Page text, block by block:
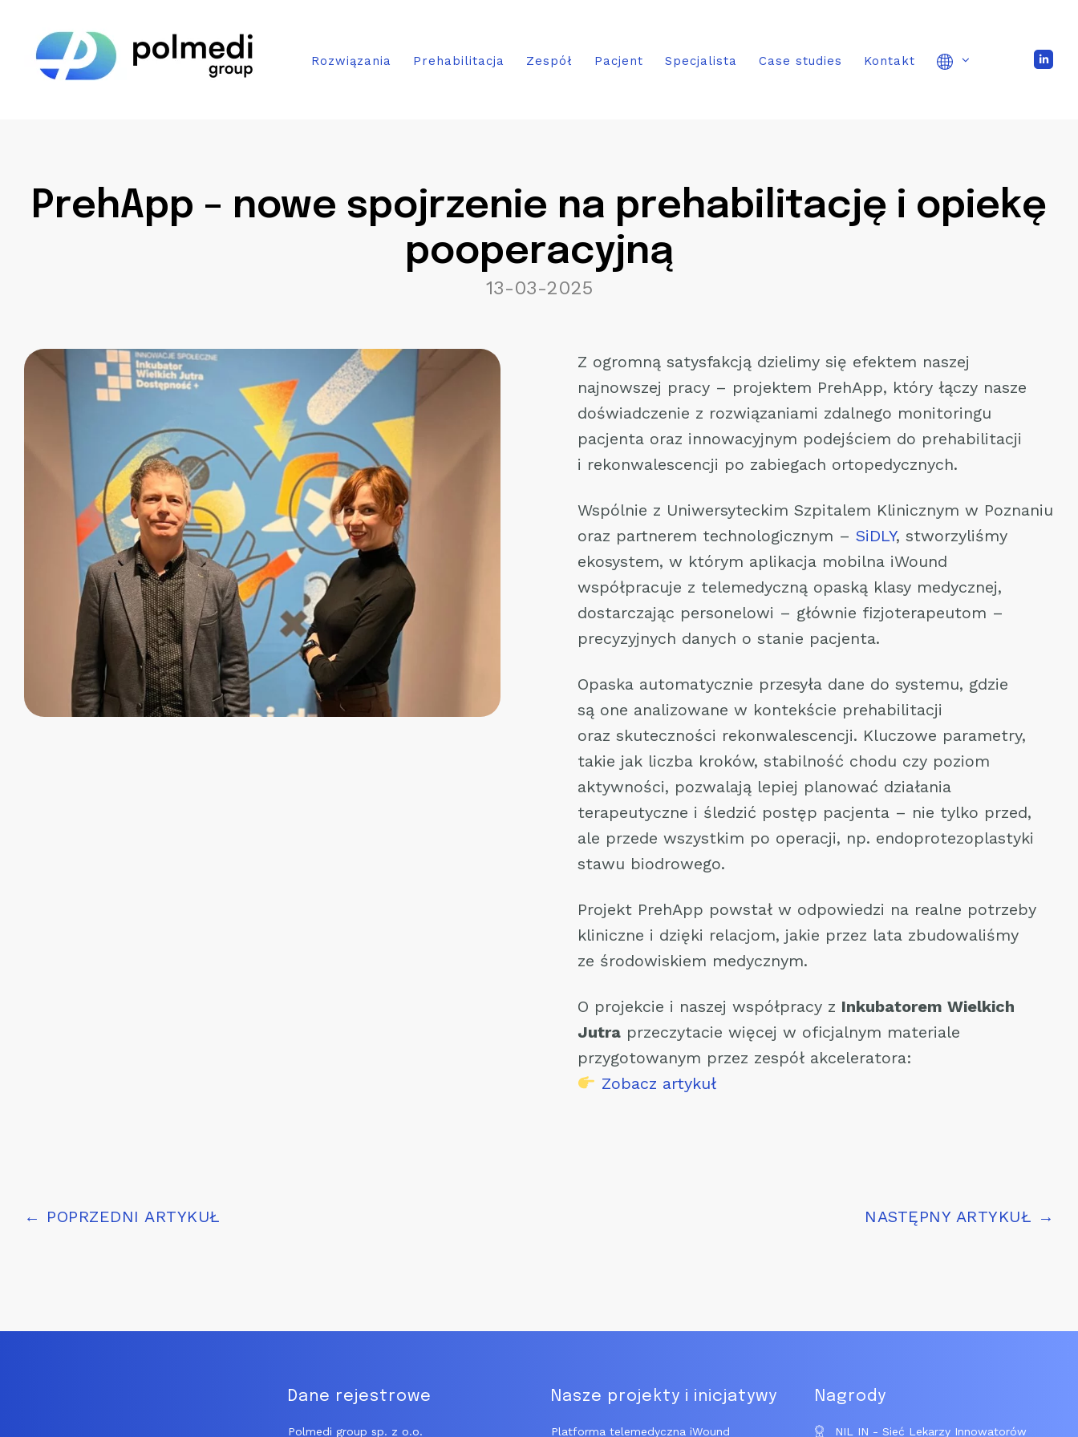
content
Home
Rozwiązania Prehabilitacja Zespół Pacjent Specjalista Case studies Kontakt
PrehApp – nowe spojrzenie na prehabilitację i opiekę
pooperacyjną
13-03-2025
Z ogromną satysfakcją dzielimy się efektem naszej
najnowszej pracy – projektem PrehApp, który łączy nasze
doświadczenie z rozwiązaniami zdalnego monitoringu
pacjenta oraz innowacyjnym podejściem do prehabilitacji
i rekonwalescencji po zabiegach ortopedycznych.
Wspólnie z Uniwersyteckim Szpitalem Klinicznym w Poznaniu
oraz partnerem technologicznym – SiDLY, stworzyliśmy
ekosystem, w którym aplikacja mobilna iWound
współpracuje z telemedyczną opaską klasy medycznej,
dostarczając personelowi – głównie fizjoterapeutom –
precyzyjnych danych o stanie pacjenta.
Opaska automatycznie przesyła dane do systemu, gdzie
są one analizowane w kontekście prehabilitacji
oraz skuteczności rekonwalescencji. Kluczowe parametry,
takie jak liczba kroków, stabilność chodu czy poziom
aktywności, pozwalają lepiej planować działania
terapeutyczne i śledzić postęp pacjenta – nie tylko przed,
ale przede wszystkim po operacji, np. endoprotezoplastyki
stawu biodrowego.
Projekt PrehApp powstał w odpowiedzi na realne potrzeby
kliniczne i dzięki relacjom, jakie przez lata zbudowaliśmy
ze środowiskiem medycznym.
O projekcie i naszej współpracy z Inkubatorem Wielkich
Jutraprzeczytacie więcej w oficjalnym materiale
przygotowanym przez zespół akceleratora:
Zobacz artykuł
Post
← POPRZEDNI ARTYKUŁ NASTĘPNY ARTYKUŁ →
Dane rejestrowe
Polmedi group sp. z o.o.
Nasze projekty i inicjatywy
Platforma telemedyczna iWound
Nagrody
NIL IN - Sieć Lekarzy Innowatorów